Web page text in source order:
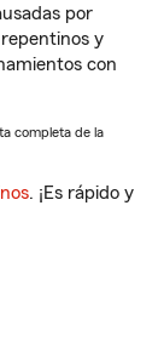
por
y
con
completa de la
. ¡Es rápido y